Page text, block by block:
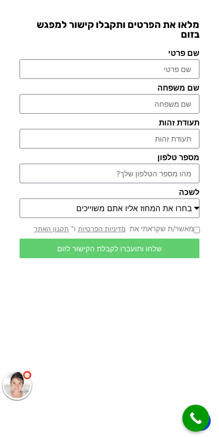
מלאו את הפרטים ותקבלו קישור למפגש
בזום
שם פרטי
שם משפחה
תעודת זהות
מספר טלפון
לשכה
מאשר/ת שקראתי את מדיניות הפרטיות ו־ תקנון האתר
שלחו ותועברו לקבלת הקישור לזום